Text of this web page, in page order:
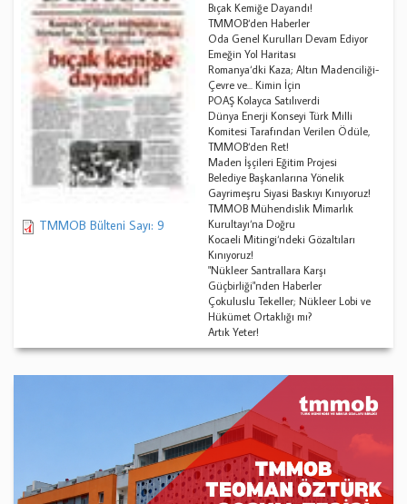
TMMOB Bülteni Sayı: 9
Bıçak Kemiğe Dayandı!
TMMOB‘den Haberler
Oda Genel Kurulları Devam Ediyor
Emeğin Yol Haritası
Romanya‘dki Kaza; Altın Madenciliği-
Çevre ve... Kimin İçin
POAŞ Kolayca Satılıverdi
Dünya Enerji Konseyi Türk Milli
Komitesi Tarafından Verilen Ödüle,
TMMOB‘den Ret!
Maden İşçileri Eğitim Projesi
Belediye Başkanlarına Yönelik
Gayrimeşru Siyasi Baskıyı Kınıyoruz!
TMMOB Mühendislik Mimarlık
Kurultayı‘na Doğru
Kocaeli Mitingi‘ndeki Gözaltıları
Kınıyoruz!
"Nükleer Santrallara Karşı
Güçbirliği"nden Haberler
Çokuluslu Tekeller; Nükleer Lobi ve
Hükümet Ortaklığı mı?
Artık Yeter!